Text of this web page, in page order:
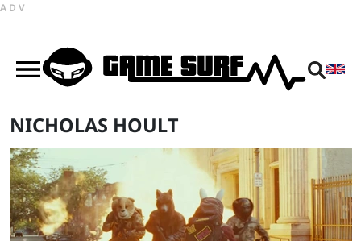
ADV
NICHOLAS HOULT